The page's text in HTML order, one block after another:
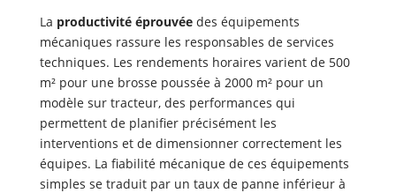
La productivité éprouvéedes équipements
mécaniques rassure les responsables de services
techniques. Les rendements horaires varient de 500
m² pour une brosse poussée à 2000 m² pour un
modèle sur tracteur, des performances qui
permettent de planifier précisément les
interventions et de dimensionner correctement les
équipes. La fiabilité mécanique de ces équipements
simples se traduit par un taux de panne inférieur à